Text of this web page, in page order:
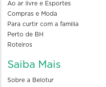
Ao ar livre e Esportes
Compras e Moda
Para curtir com a familia
Perto de BH
Roteiros
Saiba Mais
Sobre a Belotur